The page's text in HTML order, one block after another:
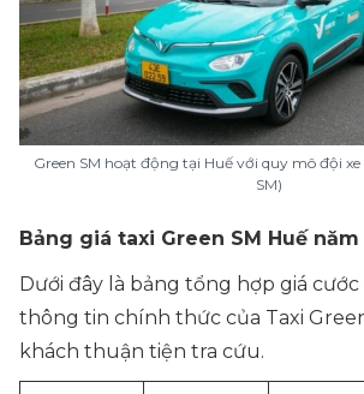
Green SM hoạt động tại Huế với quy mô đội
SM)
Bảng giá taxi Green SM Huế năm
Dưới đây là bảng tổng hợp giá
thông tin chính thức của Taxi
khách thuận tiện tra cứu.